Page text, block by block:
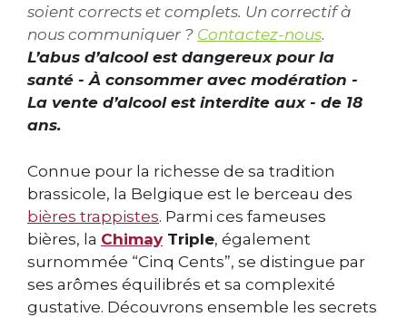
soient corrects et complets. Un correctif à
nous communiquer ? Contactez-nous.
L’abus d’alcool est dangereux pour la
santé - À consommer avec modération -
La vente d’alcool est interdite aux - de 18
ans.
Connue pour la richesse de sa tradition
brassicole, la Belgique est le berceau des
bières trappistes. Parmi ces fameuses
bières, la Chimay Triple, également
surnommée “Cinq Cents”, se distingue par
ses arômes équilibrés et sa complexité
gustative. Découvrons ensemble les secrets